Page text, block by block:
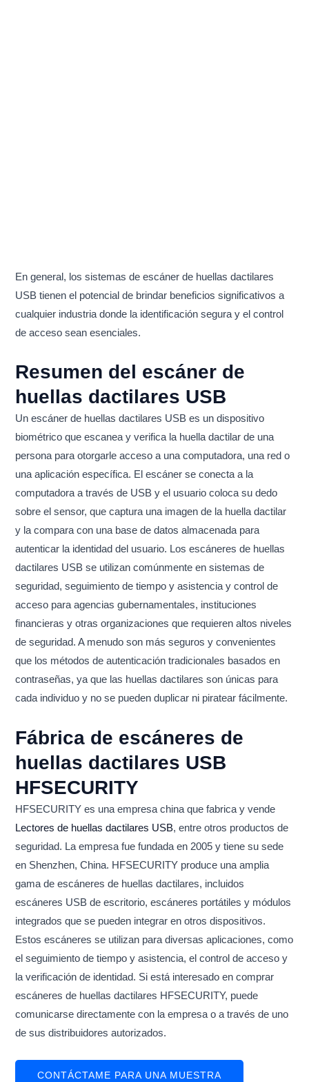
En general, los sistemas de escáner de huellas dactilares
USB tienen el potencial de brindar beneficios significativos a
cualquier industria donde la identificación segura y el control
de acceso sean esenciales.
Resumen del escáner de
huellas dactilares USB
Un escáner de huellas dactilares USB es un dispositivo
biométrico que escanea y verifica la huella dactilar de una
persona para otorgarle acceso a una computadora, una red o
una aplicación específica. El escáner se conecta a la
computadora a través de USB y el usuario coloca su dedo
sobre el sensor, que captura una imagen de la huella dactilar
y la compara con una base de datos almacenada para
autenticar la identidad del usuario. Los escáneres de huellas
dactilares USB se utilizan comúnmente en sistemas de
seguridad, seguimiento de tiempo y asistencia y control de
acceso para agencias gubernamentales, instituciones
financieras y otras organizaciones que requieren altos niveles
de seguridad. A menudo son más seguros y convenientes
que los métodos de autenticación tradicionales basados en
contraseñas, ya que las huellas dactilares son únicas para
cada individuo y no se pueden duplicar ni piratear fácilmente.
Fábrica de escáneres de
huellas dactilares USB
HFSECURITY
HFSECURITY es una empresa china que fabrica y vende
Lectores de huellas dactilares USB, entre otros productos de
seguridad. La empresa fue fundada en 2005 y tiene su sede
en Shenzhen, China. HFSECURITY produce una amplia
gama de escáneres de huellas dactilares, incluidos
escáneres USB de escritorio, escáneres portátiles y módulos
integrados que se pueden integrar en otros dispositivos.
Estos escáneres se utilizan para diversas aplicaciones, como
el seguimiento de tiempo y asistencia, el control de acceso y
la verificación de identidad. Si está interesado en comprar
escáneres de huellas dactilares HFSECURITY, puede
comunicarse directamente con la empresa o a través de uno
de sus distribuidores autorizados.
CONTÁCTAME PARA UNA MUESTRA